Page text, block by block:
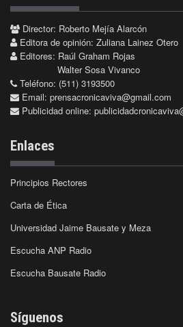
Director: Roberto Mejía Alarcón
Editora de opinión: Zuliana Lainez Otero
Editores: Raúl Graham Rojas
Walter Sosa Vivanco
Teléfono: (511) 3193500
Email: prensacronicaviva@gmail.com
Publicidad online:
Enlaces
Principios Rectores
Carta de Ética
Universidad Jaime Bausate y Meza
Escucha ANP Radio
Escucha Bausate Radio
Síguenos